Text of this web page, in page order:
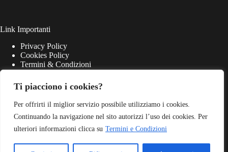
Ti piacciono i cookies?
Per offrirti il miglior servizio possibile utilizziamo i cookies.
Continuando la navigazione nel sito autorizzi l’uso dei cookies. Per
ulteriori informazioni clicca su Termini e Condizioni
Link Importanti
Privacy Policy
Cookies Policy
Termini & Condizioni